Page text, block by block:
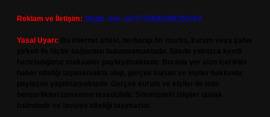
Reklam ve İletişim: Skype: live:.cid.575569c608265c69
Yasal Uyarı: